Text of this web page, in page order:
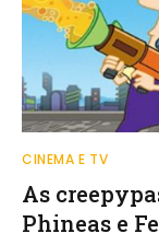
CINEMA E TV
As
Phineas e